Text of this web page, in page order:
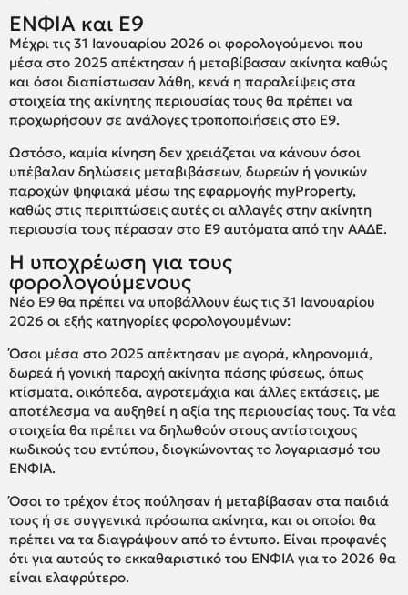
ΕΝΦΙΑ και Ε9
Μέχρι τις 31 Ιανουαρίου 2026 οι φορολογούμενοι που
μέσα στο 2025 απέκτησαν ή μεταβίβασαν ακίνητα καθώς
και όσοι διαπίστωσαν λάθη, κενά η παραλείψεις στα
στοιχεία της ακίνητης περιουσίας τους θα πρέπει να
προχωρήσουν σε ανάλογες τροποποιήσεις στο Ε9.
Ωστόσο, καμία κίνηση δεν χρειάζεται να κάνουν όσοι
υπέβαλαν δηλώσεις μεταβιβάσεων, δωρεών ή γονικών
παροχών ψηφιακά μέσω της εφαρμογής myProperty,
καθώς στις περιπτώσεις αυτές οι αλλαγές στην ακίνητη
περιουσία τους πέρασαν στο Ε9 αυτόματα από την ΑΑΔΕ.
Η υποχρέωση για τους
φορολογούμενους
Νέο Ε9 θα πρέπει να υποβάλλουν έως τις 31 Ιανουαρίου
2026 οι εξής κατηγορίες φορολογουμένων:
Όσοι μέσα στο 2025 απέκτησαν με αγορά, κληρονομιά,
δωρεά ή γονική παροχή ακίνητα πάσης φύσεως, όπως
κτίσματα, οικόπεδα, αγροτεμάχια και άλλες εκτάσεις, με
αποτέλεσμα να αυξηθεί η αξία της περιουσίας τους. Τα νέα
στοιχεία θα πρέπει να δηλωθούν στους αντίστοιχους
κωδικούς του εντύπου, διογκώνοντας το λογαριασμό του
ΕΝΦΙΑ.
Όσοι το τρέχον έτος πούλησαν ή μεταβίβασαν στα παιδιά
τους ή σε συγγενικά πρόσωπα ακίνητα, και οι οποίοι θα
πρέπει να τα διαγράψουν από το έντυπο. Είναι προφανές
ότι για αυτούς το εκκαθαριστικό του ΕΝΦΙΑ για το 2026 θα
είναι ελαφρύτερο.